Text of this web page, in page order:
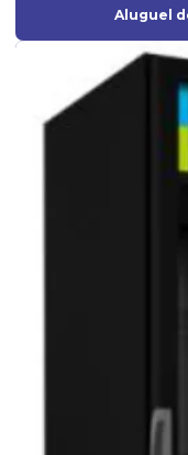
Aluguel